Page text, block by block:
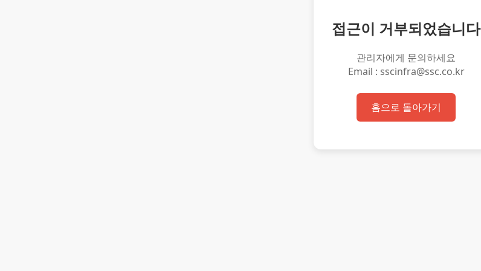
접근이 거부되었습니다
관리자에게 문의하세요
Email : sscinfra@ssc.co.kr
홈으로 돌아가기